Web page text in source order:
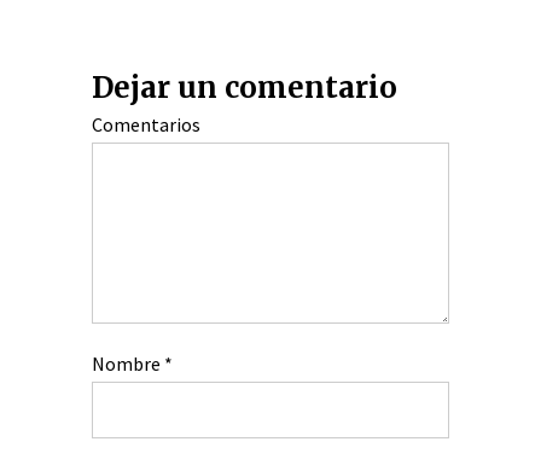
Dejar un comentario
Comentarios
Nombre *